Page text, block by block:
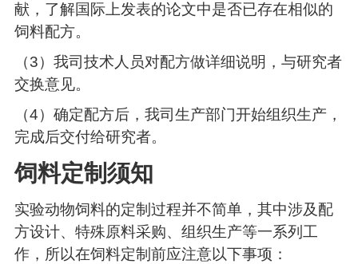
献，了解国际上发表的论文中是否已存在相似的
饲料配方。
（3）我司技术人员对配方做详细说明，与研究者
交换意见。
（4）确定配方后，我司生产部门开始组织生产，
完成后交付给研究者。
饲料定制须知
实验动物饲料的定制过程并不简单，其中涉及配
方设计、特殊原料采购、组织生产等一系列工
作，所以在饲料定制前应注意以下事项：